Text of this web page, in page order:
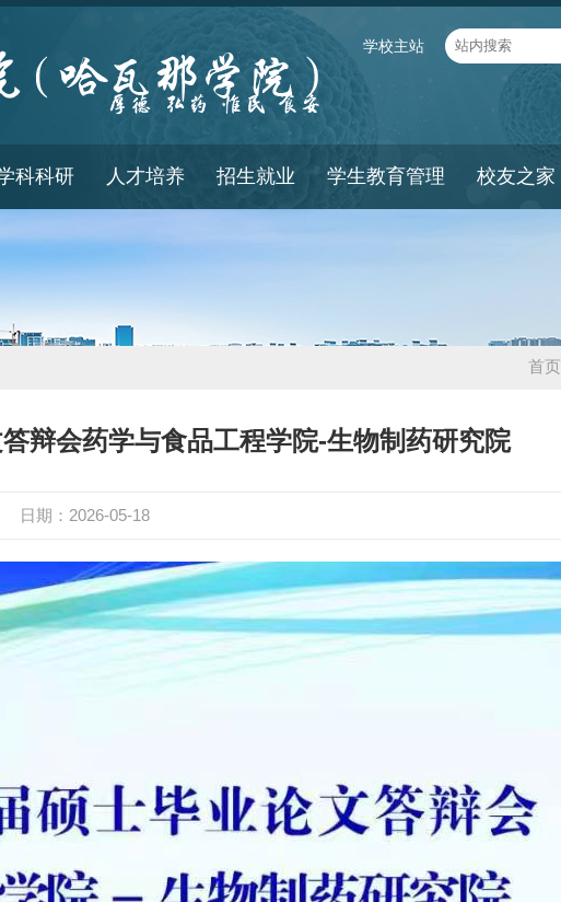
学校主站
科科研 人才培养 招生就业 学生教育管理 校友之家
首页
辩会药学与食品工程学院-生物制药研究院
日期：2026-05-18